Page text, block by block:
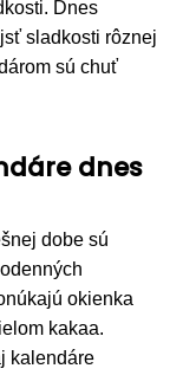
Dnes
sladkosti rôznej
sú chuť
dnes
dobe sú
okienka
kakaa.
kalendáre